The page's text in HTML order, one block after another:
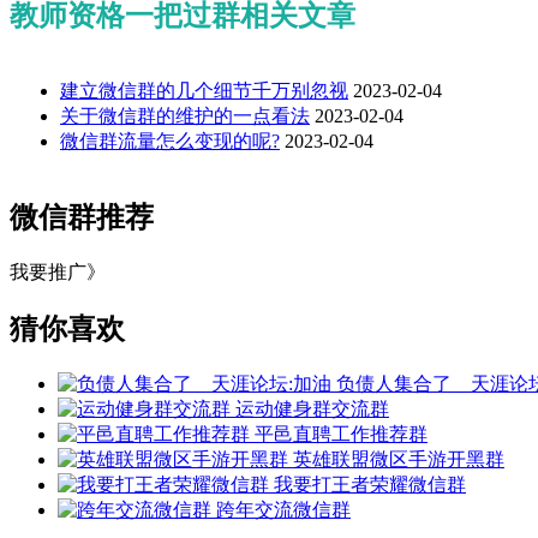
教师资格一把过群相关文章
建立微信群的几个细节千万别忽视 2023-02-04
关于微信群的维护的一点看法 2023-02-04
微信群流量怎么变现的呢? 2023-02-04
微信群推荐
我要推广》
猜你喜欢
负债人集合了＿天涯论
运动健身群交流群
平邑直聘工作推荐群
英雄联盟微区手游开黑群
我要打王者荣耀微信群
跨年交流微信群